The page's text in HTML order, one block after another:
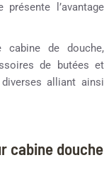
l’avantage
de douche,
de butées et
alliant ainsi
cabine douche